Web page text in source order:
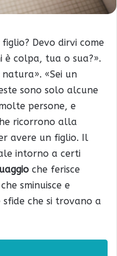
Devo dirvi come
è colpa, tua o sua?».
«Sei un
sono solo alcune
persone, e
ricorrono alla
avere un figlio. Il
intorno a certi
che ferisce
sminuisce e
che si trovano a